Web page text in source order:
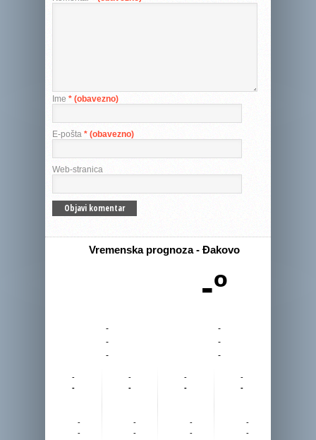
Ime * (obavezno)
E-pošta * (obavezno)
Web-stranica
Vremenska prognoza - Đakovo
-º
-
-
-
-
-
-
-
-
-
-
-
-
-
-
-
-
-
-
-
-
-
-